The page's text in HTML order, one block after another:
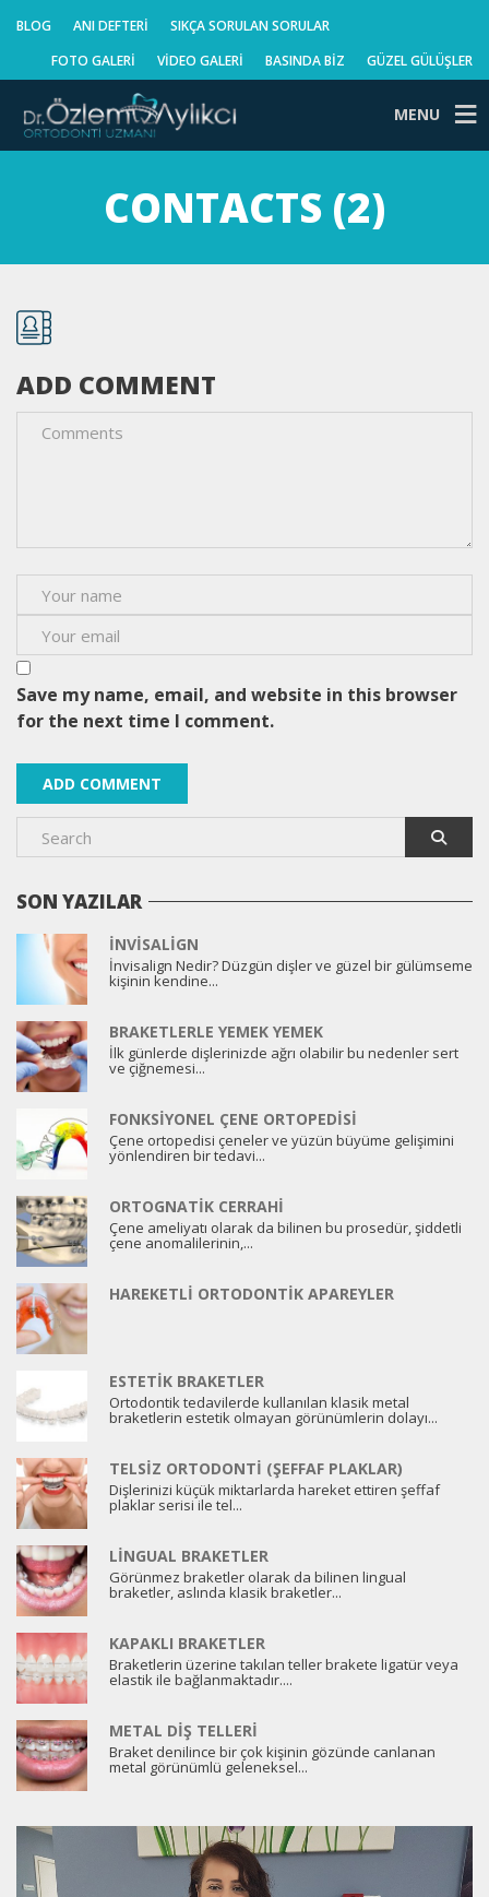
BLOG ANI DEFTERI
SIKÇA SORULAN SORULAR
FOTO GALERI
VIDEO GALERI BASINDA BIZ GÜZEL GÜLÜŞLER
MENU
CONTACTS (2)
ADD COMMENT
Save my name, email, and website in this browser
for the next time I comment.
SON YAZILAR
İNVISALIGN
İnvisalign Nedir? Düzgün dişler ve güzel bir gülümseme
kişinin kendine...
BRAKETLERLE YEMEK YEMEK
İlk günlerde dişlerinizde ağrı olabilir bu nedenler sert
ve çiğnemesi...
FONKSIYONEL ÇENE ORTOPEDISI
Çene ortopedisi çeneler ve yüzün büyüme gelişimini
yönlendiren bir tedavi...
ORTOGNATIK CERRAHI
Çene ameliyatı olarak da bilinen bu prosedür, şiddetli
çene anomalilerinin,...
HAREKETLI ORTODONTIK APAREYLER
ESTETIK BRAKETLER
Ortodontik tedavilerde kullanılan klasik metal
braketlerin estetik olmayan görünümlerin dolayı...
TELSIZ ORTODONTI (ŞEFFAF PLAKLAR)
Dişlerinizi küçük miktarlarda hareket ettiren şeffaf
plaklar serisi ile tel...
LINGUAL BRAKETLER
Görünmez braketler olarak da bilinen lingual
braketler, aslında klasik braketler...
KAPAKLI BRAKETLER
Braketlerin üzerine takılan teller brakete ligatür veya
elastik ile bağlanmaktadır....
METAL DIŞ TELLERI
Braket denilince bir çok kişinin gözünde canlanan
metal görünümlü geleneksel...